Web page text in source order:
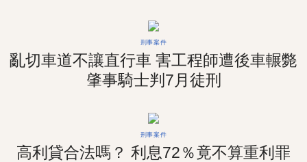
刑事案件
亂切車道不讓直行車 害工程師遭後車輾斃
肇事騎士判7月徒刑
刑事案件
高利貸合法嗎？ 利息72％竟不算重利罪